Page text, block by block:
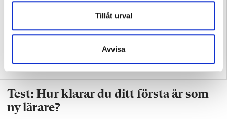
Tillåt urval
Avvisa
skapar effektiv inlärning”
hoppas på bättre villkor"
Test: Hur klarar du ditt första år som
ny lärare?